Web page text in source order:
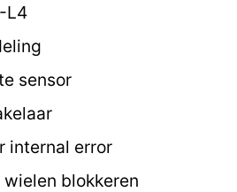
L4
sensor
internal error
blokkeren